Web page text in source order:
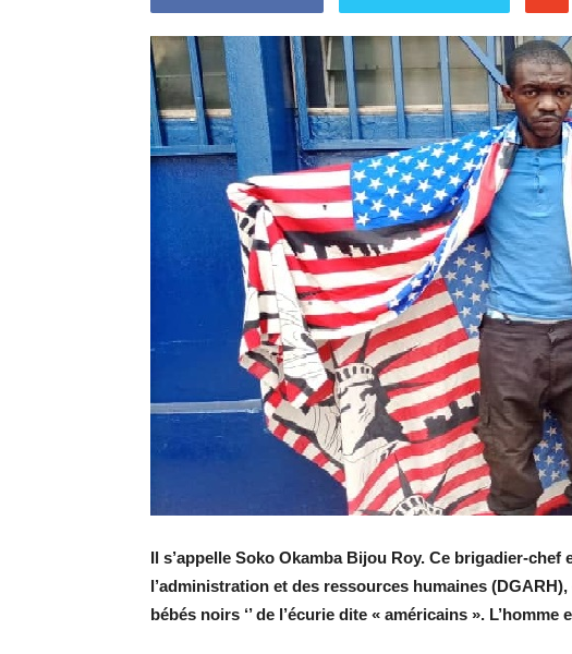
Il s’appelle Soko Okamba Bijou Roy. Ce brigadier-
l’administration et des ressources humaines
bébés noirs ‘’ de l’écurie dite « américains ».